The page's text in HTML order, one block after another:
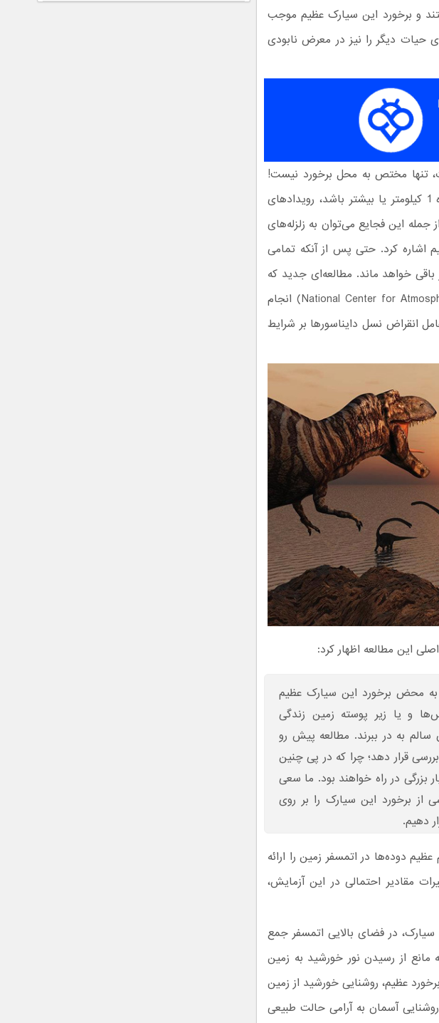
و برخورد این سیارک عظیم موجب
حیات دیگر را نیز در معرض نابودی
تنها مختص به محل برخورد نیست!
ناسا می‌گوید که برخورد یک سنگ آسمانی که در اندازه 1 کیلومتر یا بیشتر باشد، رویدادهای
جمله این فجایع می‌توان به زلزله‌های
اشاره کرد. حتی پس از آنکه تمامی
خواهد ماند. مطالعه‌ای جدید که
توسط سازمان ملی پژوهش‌های جوی (National Center for Atmospheric Research) انجام
انقراض نسل دایناسورها بر شرایط
به محض برخورد این سیارک عظیم
و یا زیر پوسته زمین زندگی
سالم به در ببرند. مطالعه پیش رو
قرار دهد؛ چرا که در پی چنین
بزرگی در راه خواهند بود. ما سعی
از برخورد این سیارک را بر روی
دهیم.
دوده‌ها در اتمسفر زمین را ارائه
با تغییرات مقادیر احتمالی در این آزمایش،
در فضای بالایی اتمسفر جمع
از رسیدن نور خورشید به زمین
عظیم، روشنایی خورشید از زمین
آسمان به آرامی حالت طبیعی